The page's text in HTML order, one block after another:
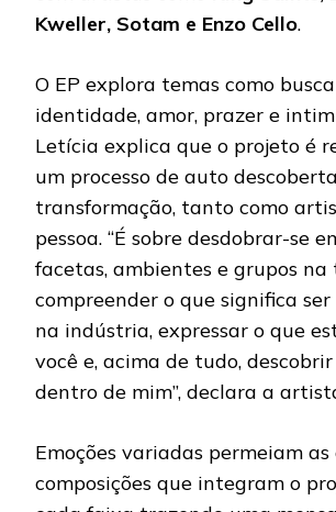
Kweller, Sotam e Enzo Cello.
O EP explora temas como
identidade, amor, prazer e
Letícia explica que o projeto é
um processo de auto
transformação, tanto como
pessoa. “É sobre desdobrar-se
facetas, ambientes e grupos
compreender o que significa
na indústria, expressar o que
você e, acima de tudo,
dentro de mim”, declara a
Emoções variadas permeiam
composições que integram o